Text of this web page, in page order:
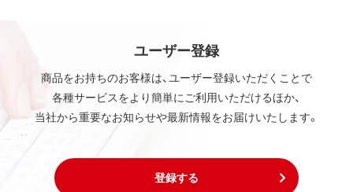
ユーザー登録
商品をお持ちのお客様は、ユーザー登録いただくことで
各種サービスをより簡単にご利用いただけるほか、
当社から重要なお知らせや最新情報をお届けいたします。
登録する